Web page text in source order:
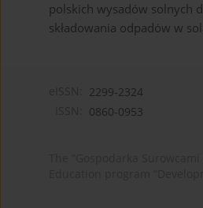
polskich wysadów solnych
składowania odpadów w
2299-2324
0860-0953